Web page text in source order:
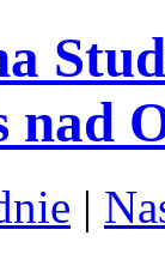
nad
|